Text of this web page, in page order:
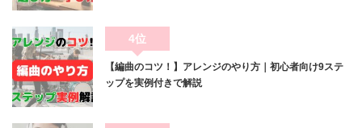
4位
【編曲のコツ！】アレンジのやり方｜初心者向け9ステ
ップを実例付きで解説